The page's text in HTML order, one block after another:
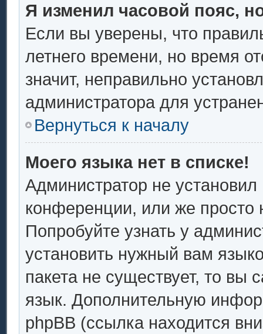
Я изменил часовой пояс,
Если вы уверены, что
летнего времени, но время
значит, неправильно
администратора для
Вернуться к началу
Моего языка нет в списке!
Администратор не
конференции, или же просто
Попробуйте узнать у
установить нужный вам
пакета не существует, то вы
язык. Дополнительную
phpBB (ссылка находится